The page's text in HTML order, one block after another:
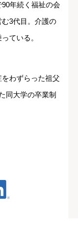
年続く福祉の会
3代目。介護の
ている。
わずらった祖父
同大学の卒業制